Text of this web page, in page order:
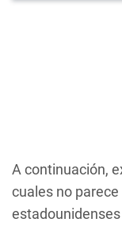
A continuación,
cuales no